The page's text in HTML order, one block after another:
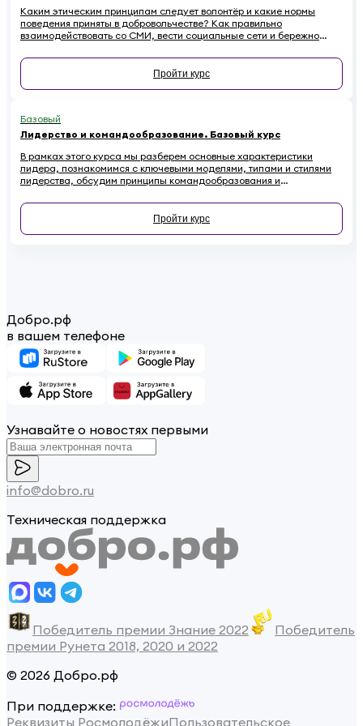
Каким этическим принципам следует волонтёр и какие нормы
поведения приняты в добровольчестве? Как правильно
взаимодействовать со СМИ, вести социальные сети и бережно
репутации? Если вы хотите стать осознанным и ответственным
волонтёром, этот онлайн-курс для вас.
Пройти курс
Базовый
Лидерство и командообразование. Базовый курс
В рамках этого курса мы разберем основные характеристики
лидера, познакомимся с ключевыми моделями, типами и стилями
лидерства, обсудим принципы командообразования и
лидерских качеств.
Пройти курс
Добро.рф
в вашем телефоне
Узнавайте о новостях первыми
info@dobro.ru
Техническая поддержка
Победитель премии Знание 2022
Победитель
премии Рунета 2018, 2020 и 2022
© 2026 Добро.рф
При поддержке:
Реквизиты РосмолодёжиПользовательское